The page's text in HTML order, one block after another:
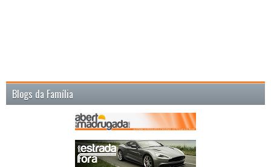
Blogs da Família